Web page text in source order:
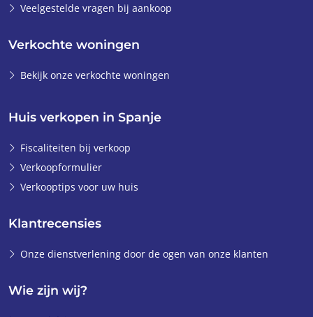
Veelgestelde vragen bij aankoop
Verkochte woningen
Bekijk onze verkochte woningen
Huis verkopen in Spanje
Fiscaliteiten bij verkoop
Verkoopformulier
Verkooptips voor uw huis
Klantrecensies
Onze dienstverlening door de ogen van onze klanten
Wie zijn wij?